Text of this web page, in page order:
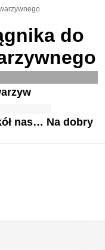
do
nas… Na dobry